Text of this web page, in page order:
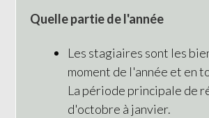
Quelle partie de l'année
Les stagiaires sont les
moment de l'année et en
La période principale de
d'octobre à janvier.